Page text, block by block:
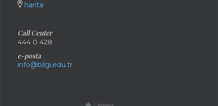
harita
Call Center
444 0 428
e-posta
info@bilgi.edu.tr